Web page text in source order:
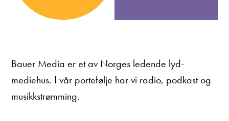
Bauer Media er et av Norges ledende lyd-
mediehus. I vår portefølje har vi radio, podkast og
musikkstrømming.